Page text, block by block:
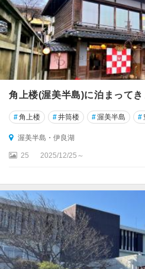
角上楼(渥美半島)に泊まってき
#角上楼 #井筒楼 #渥美半島 #
渥美半島・伊良湖
25 2025/12/25～